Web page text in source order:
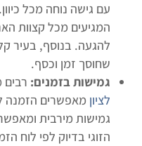
עם גישה נוחה מכל
המגיעים מכל קצוות
להגעה. בנוסף, בעיר
שחוסך זמן וכסף.
גמישות בזמנים: רבים
לציון מאפשרים הזמנה
גמישות מירבית
הזוגי בדיוק לפי לוח